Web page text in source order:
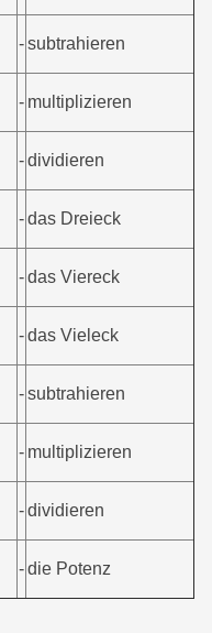
-subtrahieren
- multiplizieren
-dividieren
-das Dreieck
-das Viereck
-das Vieleck
-subtrahieren
- multiplizieren
-dividieren
-die Potenz